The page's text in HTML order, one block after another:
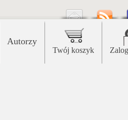
Autorzy
Twój koszyk